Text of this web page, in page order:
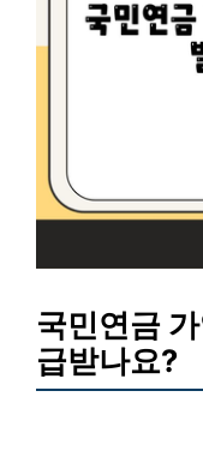
국민연금
급받나요?